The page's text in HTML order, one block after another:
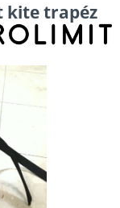
kite trapéz